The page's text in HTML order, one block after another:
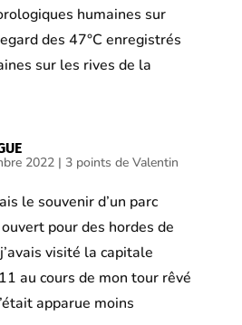
humaines sur
des 47°C enregistrés
sur les rives de la
2022| 3 points de Valentin
le souvenir d’un parc
pour des hordes de
visité la capitale
au cours de mon tour rêvé
apparue moins